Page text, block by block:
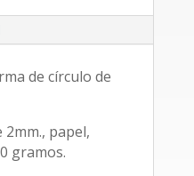
de círculo de
papel,
gramos.